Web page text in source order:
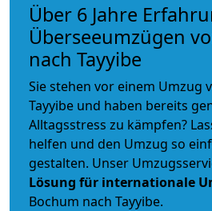
Über 6 Jahre
Überseeumzügen
nach Tayyibe
Sie stehen vor einem Umzug
Tayyibe und haben bereits
Alltagsstress zu kämpfen?
helfen und den Umzug so
gestalten. Unser
Lösung für internationale
Bochum nach Tayyibe.